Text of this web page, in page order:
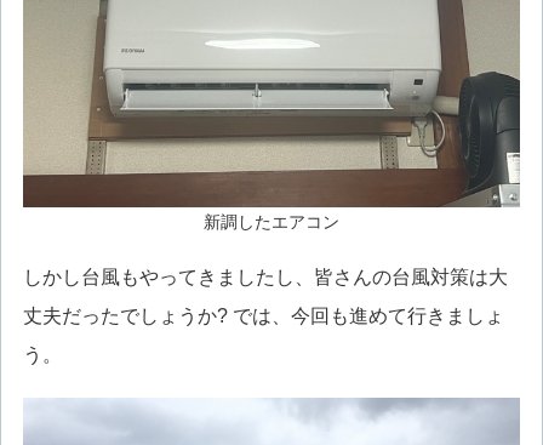
新調したエアコン
しかし台風もやってきましたし、皆さんの台風対策は大
丈夫だったでしょうか? では、今回も進めて行きましょ
う。